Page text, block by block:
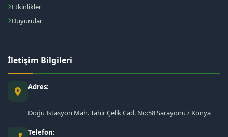
Etkinlikler
Duyurular
İletişim Bilgileri
Adres:
Doğu İstasyon Mah. Tahir Çelik Cad. No:58 Sarayönü / Konya
Telefon: